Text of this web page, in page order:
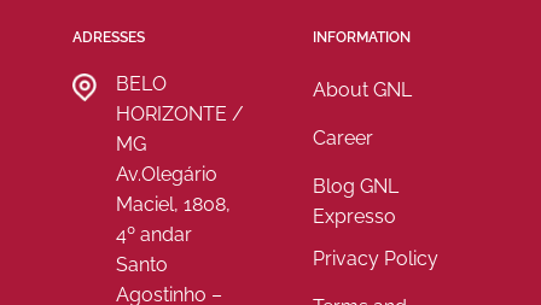
ADRESSES
BELO
HORIZONTE /
MG
Av.Olegário
Maciel, 1808,
4º andar
Santo
Agostinho –
INFORMATION
About GNL
Career
Blog GNL
Expresso
Privacy Policy